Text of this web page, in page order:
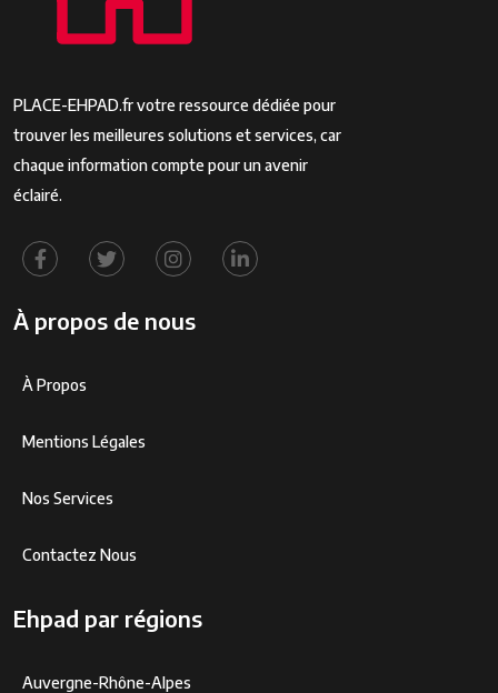
PLACE-EHPAD.fr votre ressource dédiée pour
trouver les meilleures solutions et services, car
chaque information compte pour un avenir
éclairé.
À propos de nous
À Propos
Mentions Légales
Nos Services
Contactez Nous
Ehpad par régions
Auvergne-Rhône-Alpes